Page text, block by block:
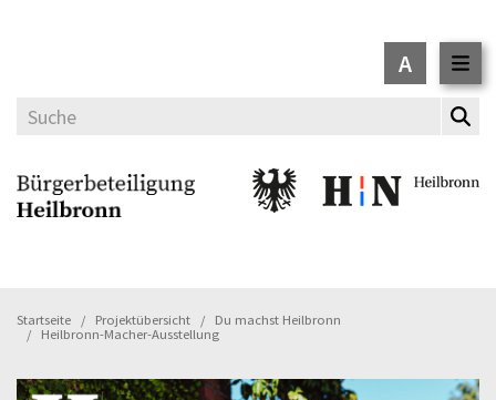
A
Startseite Projektübersicht
Du machst Heilbronn
Heilbronn-Macher-Ausstellung